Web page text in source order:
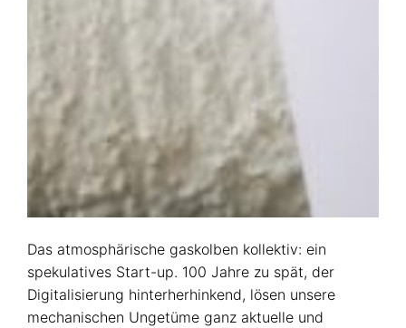
Das atmosphärische gaskolben kollektiv: ein
spekulatives Start-up. 100 Jahre zu spät, der
Digitalisierung hinterherhinkend, lösen unsere
mechanischen Ungetüme ganz aktuelle und